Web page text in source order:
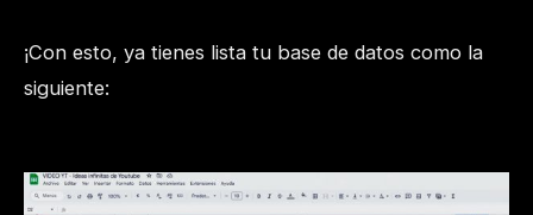
¡Con esto, ya tienes lista tu base de datos como la
siguiente: